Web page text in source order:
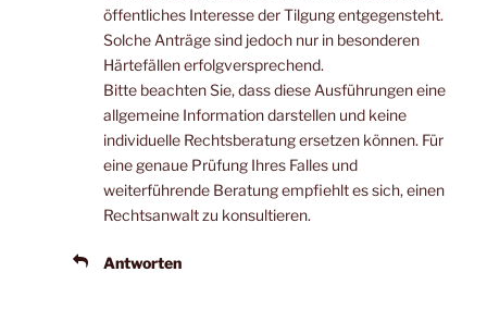
öffentliches Interesse der Tilgung entgegensteht.
Solche Anträge sind jedoch nur in besonderen
Härtefällen erfolgversprechend.
Bitte beachten Sie, dass diese Ausführungen eine
allgemeine Information darstellen und keine
individuelle Rechtsberatung ersetzen können. Für
eine genaue Prüfung Ihres Falles und
weiterführende Beratung empfiehlt es sich, einen
Rechtsanwalt zu konsultieren.
Antworten